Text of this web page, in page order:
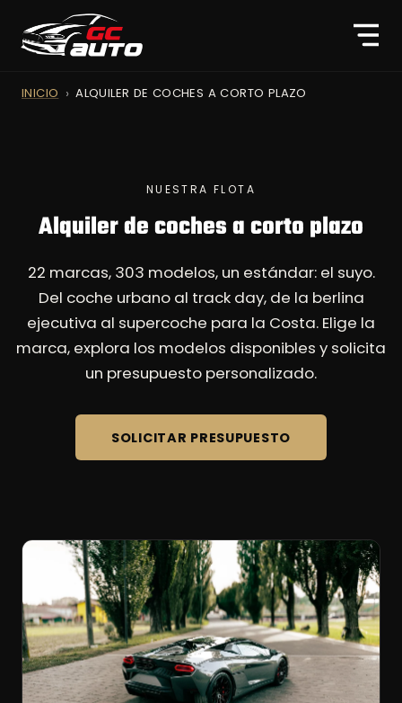
INICIO ALQUILER DE COCHES A CORTO PLAZO
NUESTRA FLOTA
Alquiler de coches a corto plazo
22 marcas, 303 modelos, un estándar: el suyo.
Del coche urbano al track day, de la berlina
ejecutiva al supercoche para la Costa. Elige la
marca, explora los modelos disponibles y solicita
un presupuesto personalizado.
SOLICITAR PRESUPUESTO